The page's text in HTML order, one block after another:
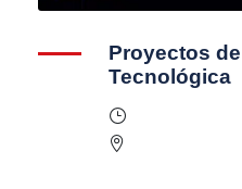
Proyectos
Tecnológica